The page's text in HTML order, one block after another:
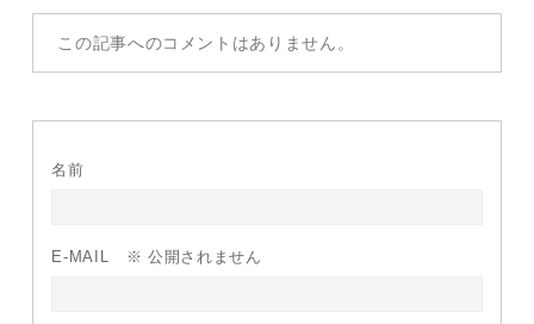
この記事へのコメントはありません。
名前
E-MAIL ※ 公開されません